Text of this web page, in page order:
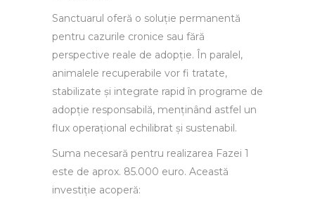
Sanctuarul oferă o soluție permanentă
pentru cazurile cronice sau fără
perspective reale de adopție. În paralel,
animalele recuperabile vor fi tratate,
stabilizate și integrate rapid în programe de
adopție responsabilă, menținând astfel un
flux operațional echilibrat și sustenabil.
Suma necesară pentru realizarea Fazei 1
este de aprox. 85.000 euro. Această
investiție acoperă: